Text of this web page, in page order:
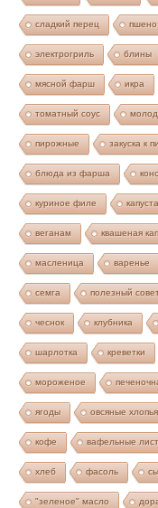
сладкий перец пшено
электрогриль блины
мясной фарш икра
томатный соус
пирожные закуска к
блюда из фарша
куриное филе капуста
веганам квашеная
масленица варенье
семга полезный
чеснок клубника
шарлотка креветки
мороженое
ягоды овсяные хлопья
кофе вафельные
хлеб фасоль
"зеленое" масло